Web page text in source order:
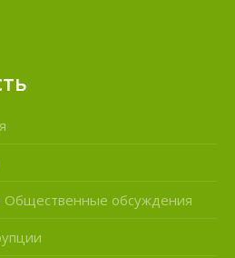
Общественные обсуждения